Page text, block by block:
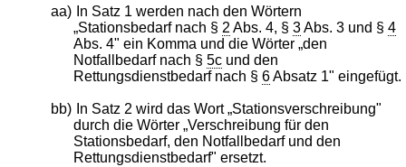
aa)
In Satz 1 werden nach den Wörtern
„Stationsbedarf nach § 2 Abs. 4, §3Abs. 3 und §4
Abs. 4" ein Komma und die Wörter „den
Notfallbedarf nach §5c und den
Rettungsdienstbedarf nach §6Absatz 1" eingefügt.
bb)
In Satz 2 wird das Wort „Stationsverschreibung"
durch die Wörter „Verschreibung für den
Stationsbedarf, den Notfallbedarf und den
Rettungsdienstbedarf" ersetzt.